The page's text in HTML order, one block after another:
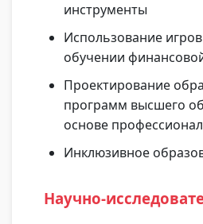
инструменты
Использование
обучении
Проектирование
программ высшего
основе
Инклюзивное
Научно-